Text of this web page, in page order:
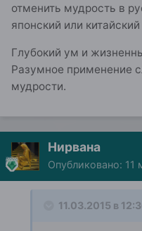
отменить мудрость в
японский или
Глубокий ум и
Разумное применение
мудрости.
Нирвана
Опубликовано: 11
11.03.2015 в